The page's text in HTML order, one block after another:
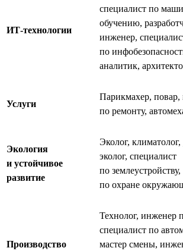
ИТ-технологии
специалист по
обучению,
инженер,
по
аналитик,
Услуги
Парикмахер, повар,
по ремонту,
Экология
и устойчивое
развитие
Эколог,
эколог, специалист
по
по охране
Производство
Технолог, инженер
специалист по
мастер смены,